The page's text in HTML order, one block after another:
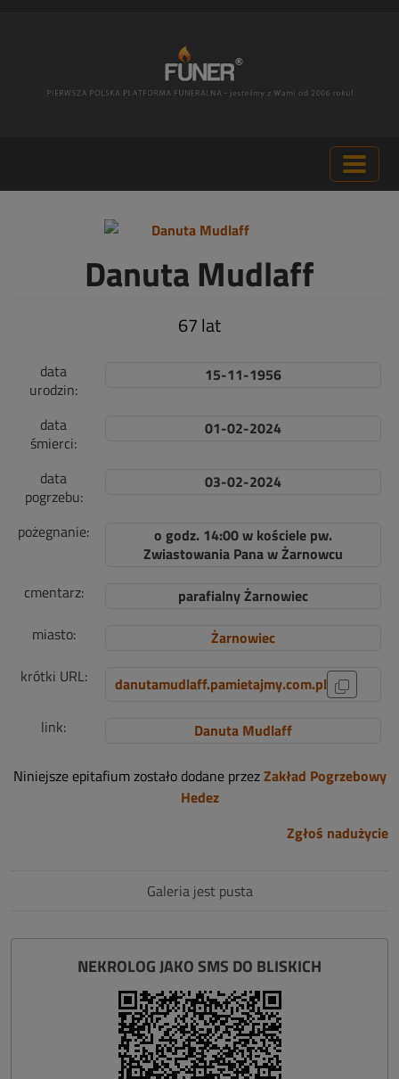
Danuta Mudlaff
67 lat
data
urodzin:
15-11-1956
data
śmierci:
01-02-2024
data
pogrzebu:
03-02-2024
pożegnanie:
o godz. 14:00 w kościele pw.
Zwiastowania Pana w Żarnowcu
cmentarz:
parafialny Żarnowiec
miasto:
Żarnowiec
krótki URL:
danutamudlaff.pamietajmy.com.pl
link:
Danuta Mudlaff
Niniejsze epitafium zostało dodane przezZakład Pogrzebowy
Hedez
Zgłoś nadużycie
Galeria jest pusta
NEKROLOG JAKO SMS DO BLISKICH